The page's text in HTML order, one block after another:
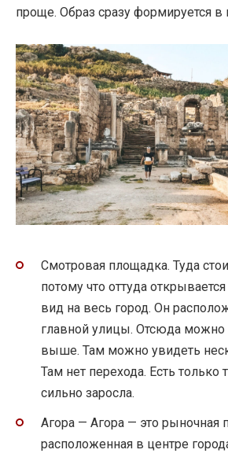
проще. Образ сразу формируется в
Смотровая площадка. Туда
потому что оттуда
вид на весь город. Он
главной улицы. Отсюда можно
выше. Там можно увидеть
Там нет перехода. Есть только
сильно заросла.
Агора — Агора — это рыночная
расположенная в центре